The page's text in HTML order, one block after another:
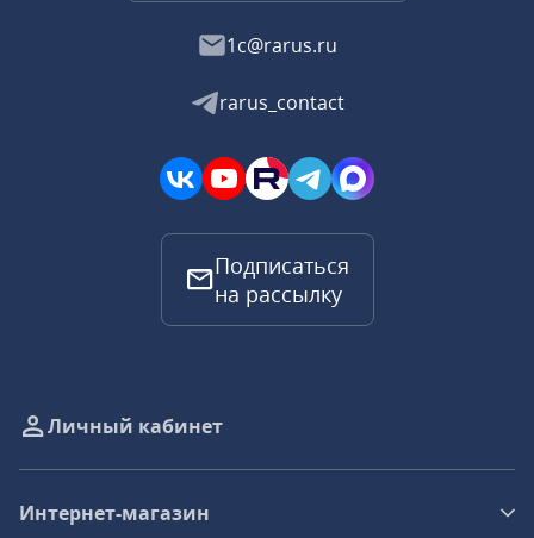
1c@rarus.ru
rarus_contact
Подписаться
на рассылку
Личный кабинет
Интернет-магазин